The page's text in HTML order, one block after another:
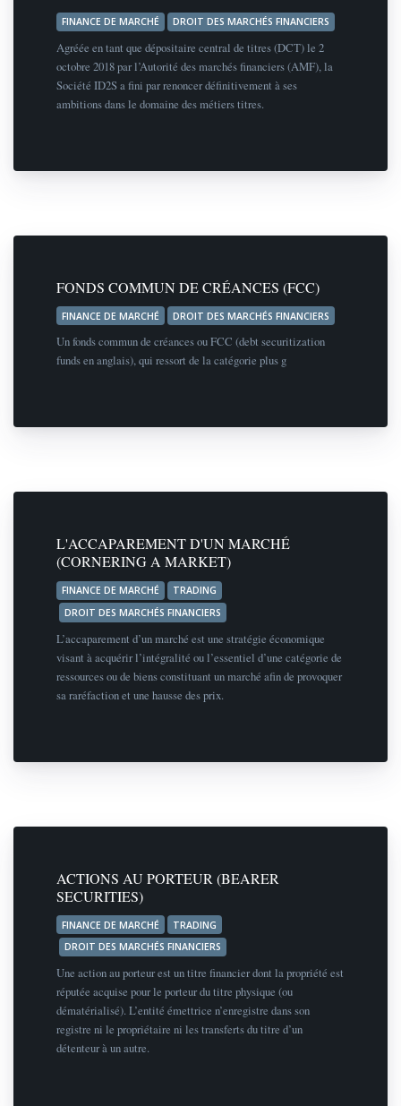
FINANCE DE MARCHÉ DROIT DES MARCHÉS FINANCIERS
Agréée en tant que dépositaire central de titres (DCT) le 2
octobre 2018 par l’Autorité des marchés financiers (AMF), la
Société ID2S a fini par renoncer définitivement à ses
ambitions dans le domaine des métiers titres.
FONDS COMMUN DE CRÉANCES (FCC)
FINANCE DE MARCHÉ DROIT DES MARCHÉS FINANCIERS
Un fonds commun de créances ou FCC (debt securitization
funds en anglais), qui ressort de la catégorie plus g
L'ACCAPAREMENT D'UN MARCHÉ
(CORNERING A MARKET)
FINANCE DE MARCHÉ
TRADING
DROIT DES MARCHÉS FINANCIERS
L’accaparement d’un marché est une stratégie économique
visant à acquérir l’intégralité ou l’essentiel d’une catégorie de
ressources ou de biens constituant un marché afin de provoquer
sa raréfaction et une hausse des prix.
ACTIONS AU PORTEUR (BEARER
SECURITIES)
FINANCE DE MARCHÉ
TRADING
DROIT DES MARCHÉS FINANCIERS
Une action au porteur est un titre financier dont la propriété est
réputée acquise pour le porteur du titre physique (ou
dématérialisé). L’entité émettrice n’enregistre dans son
registre ni le propriétaire ni les transferts du titre d’un
détenteur à un autre.